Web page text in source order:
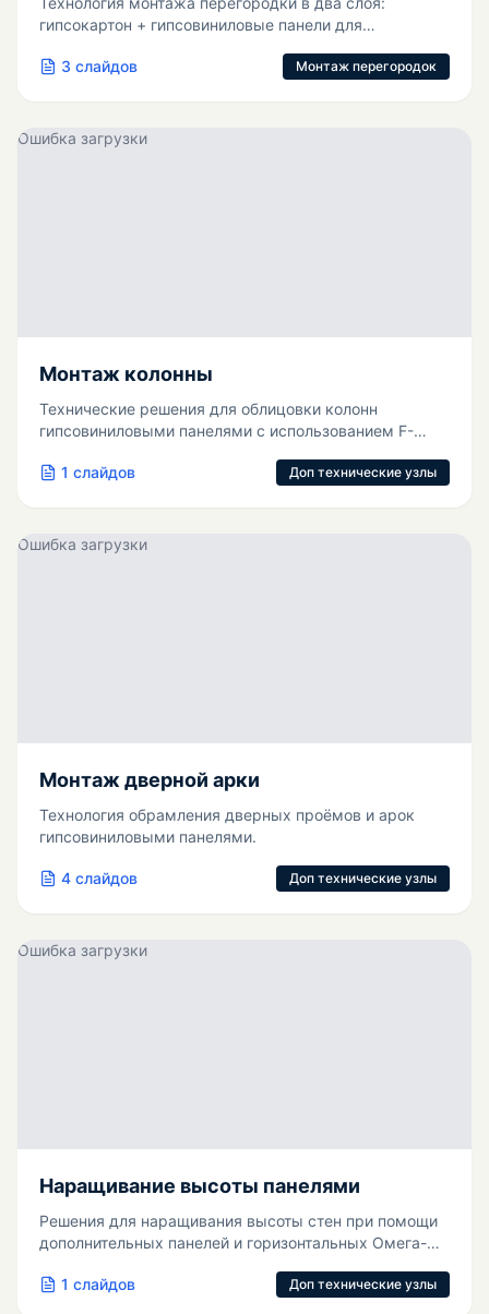
гипсокартон + гипсовиниловые панели для
3 слайдов Монтаж перегородок
Ошибка загрузки
Монтаж колонны
Технические решения для облицовки колонн
гипсовиниловыми панелями с использованием F-
1 слайдов Доп технические узлы
Ошибка загрузки
Монтаж дверной арки
Технология обрамления дверных проёмов и арок
гипсовиниловыми панелями.
4 слайдов Доп технические узлы
Ошибка загрузки
Наращивание высоты панелями
Решения для наращивания высоты стен при помощи
дополнительных панелей и горизонтальных Омега-
1 слайдов Доп технические узлы